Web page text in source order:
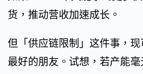
货，推动营收加速成长。
但「供应链限制」这件事，
最好的朋友。试想，若产能